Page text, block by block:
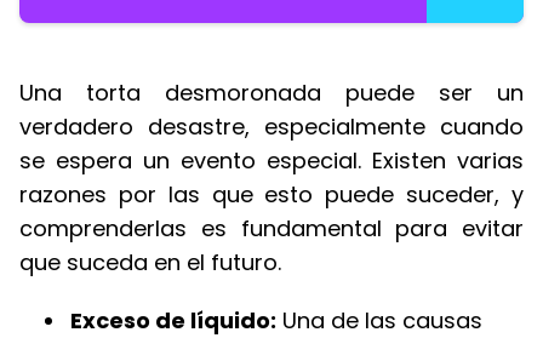
Una torta desmoronada puede ser un
verdadero desastre, especialmente cuando
se espera un evento especial. Existen varias
razones por las que esto puede suceder, y
comprenderlas es fundamental para evitar
que suceda en el futuro.
Exceso de líquido: Una de las causas